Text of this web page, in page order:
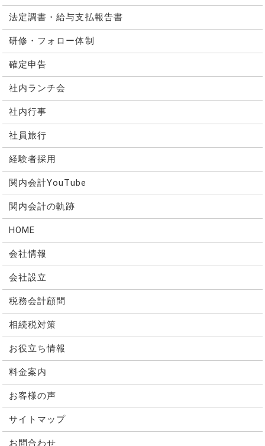
法定調書・給与支払報告書
研修・フォロー体制
確定申告
社内ランチ会
社内行事
社員旅行
経験者採用
関内会計YouTube
関内会計の軌跡
HOME
会社情報
会社設立
税務会計顧問
相続税対策
お役立ち情報
料金案内
お客様の声
サイトマップ
お問合わせ